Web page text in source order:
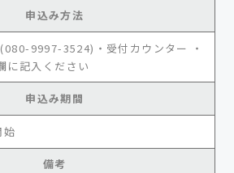
申込み方法
9997-3524)・受付カウンター ・
に記入ください
申込み期間
備考